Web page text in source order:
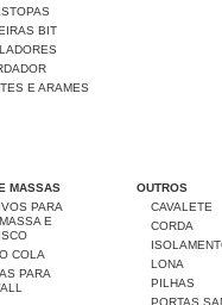
BIT
E ARAMES
MASSAS
PARA
E
COLA
PARA
OUTROS
CAVALETE
CORDA
LONA
PILHAS
PORTAS